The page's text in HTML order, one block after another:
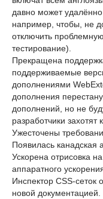
давно может удалённо
например, чтобы, не
отключить
тестирование).
Прекращена
поддерживаемые
дополнениями
дополнения
дополнений, но не
разработчики захотят
Ужесточены
Появилась канадская
Ускорена отрисовка
аппаратного
Инспектор CSS-
новой документацией.